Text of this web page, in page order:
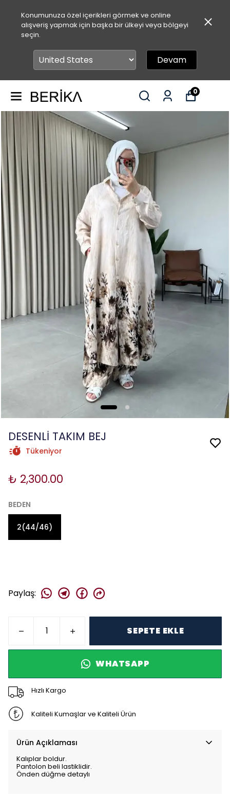
Konumunuza özel içerikleri görmek ve online
alışveriş yapmak için başka bir ülkeyi veya bölgeyi
seçin.
Devam
0
DESENLİ TAKIM BEJ
Tükeniyor
₺ 2,300.00
BEDEN
2(44/46)
Paylaş:
SEPETE EKLE
WHATSAPP
Hızlı Kargo
Kaliteli Kumaşlar ve Kaliteli Ürün
Ürün Açıklaması
Kalıplar boldur.
Pantolon beli lastiklidir.
Önden düğme detaylı